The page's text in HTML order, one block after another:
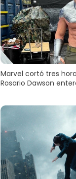
Marvel cortó tres
Rosario Dawson